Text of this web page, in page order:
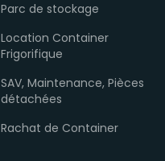
Parc de stockage
Location Container
Frigorifique
SAV, Maintenance, Pièces
détachées
Rachat de Container